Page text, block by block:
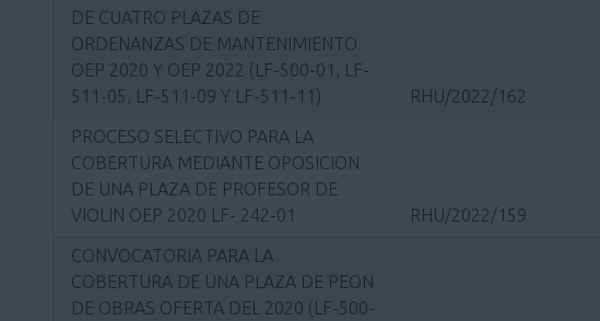
DE CUATRO PLAZAS DE
ORDENANZAS DE MANTENIMIENTO
OEP 2020 Y OEP 2022 (LF-500-01, LF-
511-05, LF-511-09 Y LF-511-11)
RHU/2022/162
PROCESO SELECTIVO PARA LA
COBERTURA MEDIANTE OPOSICION
DE UNA PLAZA DE PROFESOR DE
VIOLIN OEP 2020 LF- 242-01
RHU/2022/159
CONVOCATORIA PARA LA
COBERTURA DE UNA PLAZA DE PEON
DE OBRAS OFERTA DEL 2020 (LF-500-